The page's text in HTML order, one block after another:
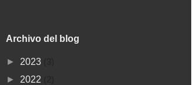
Archivo del blog
► 2023
► 2022